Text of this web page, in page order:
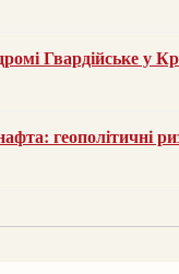
Гвардійське у
геополітичні